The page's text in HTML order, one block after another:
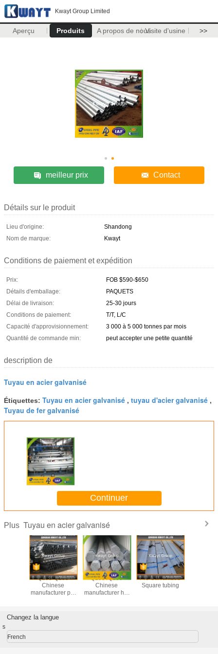
Kwayt Group Limited
Aperçu Produits A propos de nousVisite d'usine >>
meilleur prix Contact
Détails sur le produit
Lieu d'origine:
Shandong
Nom de marque:
Kwayt
Conditions de paiement et expédition
Prix:
FOB $590-$650
Détails d'emballage:
PAQUETS
Délai de livraison:
25-30 jours
Conditions de paiement:
T/T, L/C
Capacité d'approvisionnement:
3 000 à 5 000 tonnes par mois
Quantité de commande min:
peut accepter une petite quantité
description de
Tuyau en acier galvanisé
Étiquettes: Tuyau en acier galvanisé , tuyau d'acier galvanisé ,
Tuyau de fer galvanisé
Continuer
Plus Tuyau en acier galvanisé
Q195-Q235
Chinese
manufacturer pre
Q195 /Q235
Chinese
manufacturer hot
Pre Galvanized
Square tubing
Changez la langue
s
French